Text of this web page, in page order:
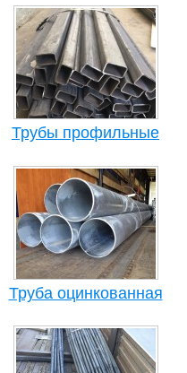
Трубы профильные
Труба оцинкованная